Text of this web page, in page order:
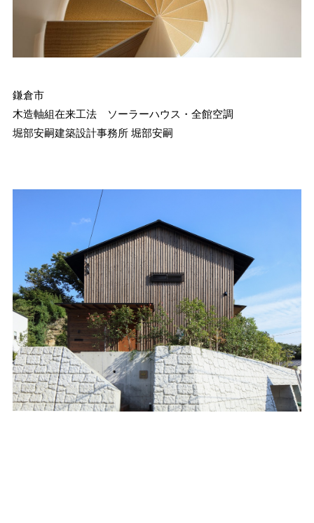
鎌倉市
木造軸組在来工法 ソーラーハウス・全館空調
堀部安嗣建築設計事務所 堀部安嗣